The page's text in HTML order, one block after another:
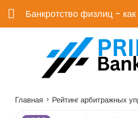
Банкротство физлиц -
Главная > Рейтинг арбитражных